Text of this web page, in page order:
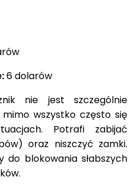
6 dolarów
nie jest szczególnie
wszystko często się
Potrafi zabijać
oraz niszczyć zamki.
blokowania słabszych